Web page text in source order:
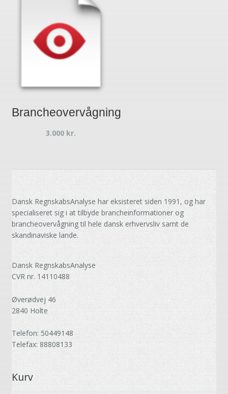
Brancheovervågning
3.000 kr.
Dansk RegnskabsAnalyse har eksisteret siden 1991, og har
specialiseret sig i at tilbyde brancheinformationer og
brancheovervågning til hele dansk erhvervsliv samt de
skandinaviske lande.
Dansk RegnskabsAnalyse
CVR nr. 14110488
Øverødvej 46
2840 Holte
Telefon: 50449148
Telefax: 88808133
Kurv